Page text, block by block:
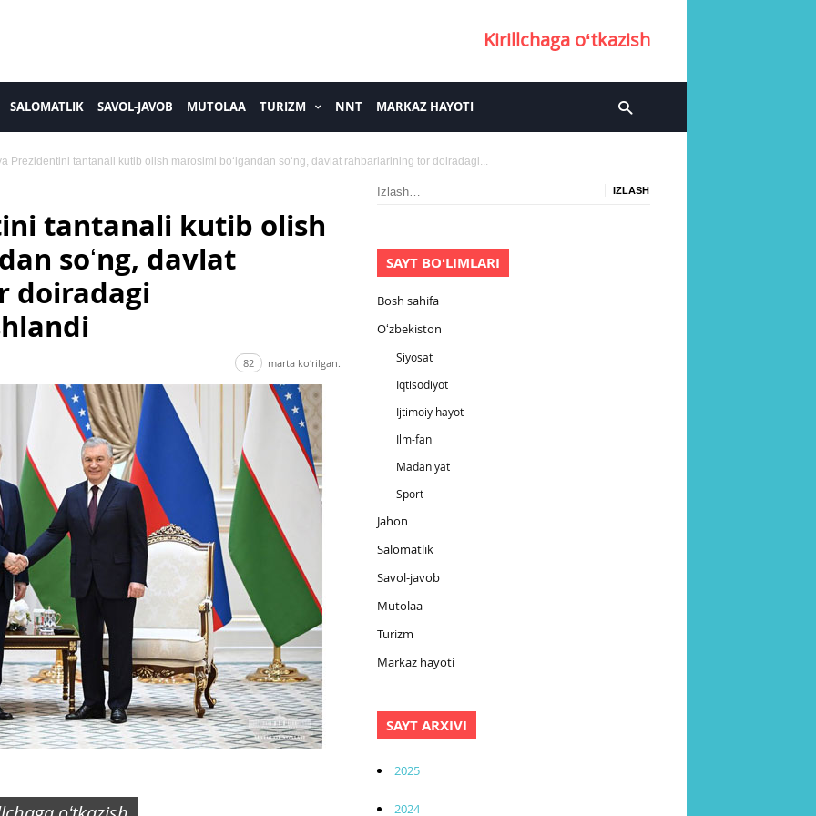
Kirillchaga oʻtkazish
SALOMATLIK SAVOL-JAVOB MUTOLAA TURIZM NNT MARKAZ HAYOTI
Prezidentini tantanali kutib olish marosimi boʻlgandan soʻng, davlat rahbarlarining tor doiradagi...
tantanali kutib olish
soʻng, davlat
doiradagi
82 marta koʻrilgan.
Izlash:
SAYT BOʻLIMLARI
Bosh sahifa
Oʻzbekiston
Siyosat
Iqtisodiyot
Ijtimoiy hayot
Ilm-fan
Madaniyat
Sport
Jahon
Salomatlik
Savol-javob
Mutolaa
Turizm
Markaz hayoti
SAYT ARXIVI
2025
2024